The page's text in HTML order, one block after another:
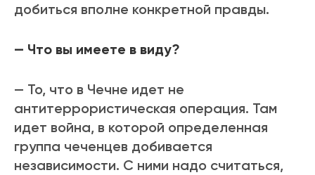
добиться вполне конкретной правды.
— Что вы имеете в виду?
— То, что в Чечне идет не
антитеррористическая операция. Там
идет война, в которой определенная
группа чеченцев добивается
независимости. С ними надо считаться,